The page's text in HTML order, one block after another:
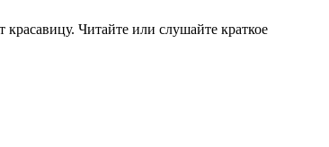
Читайте или слушайте краткое